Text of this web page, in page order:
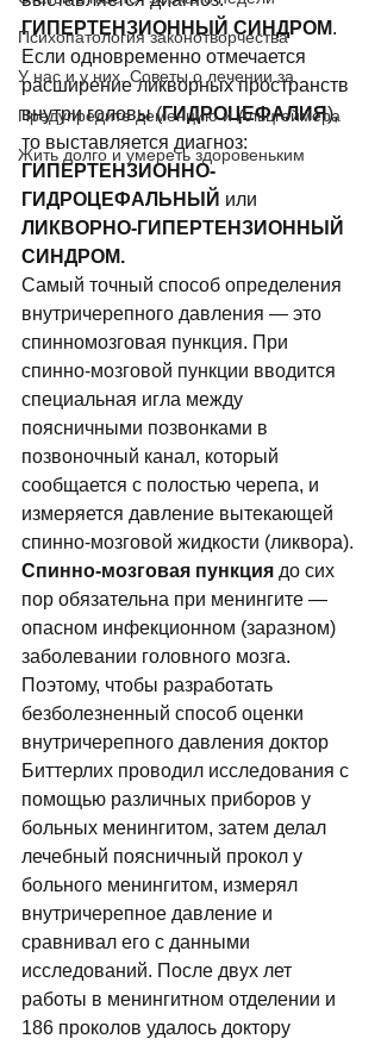
Психопатология законотворчества
У нас и у них. Советы о лечении за
Предупредите деменцию и Альцгеймера
Жить долго и умереть здоровеньким
ГИПЕРТЕНЗИОННЫЙ СИНДРОМ.
Если одновременно отмечается
расширение ликворных пространств
внутри головы (ГИДРОЦЕФАЛИЯ),
то выставляется диагноз:
ГИПЕРТЕНЗИОННО-
ГИДРОЦЕФАЛЬНЫЙ или
ЛИКВОРНО-ГИПЕРТЕНЗИОННЫЙ
СИНДРОМ.
Самый точный способ опpеделения
внутpичеpепного давления — это
спинно­­­мозговая пункция. При
спинно-мозговой пункции вводится
специальная игла между
поясничными позвонками в
позвоночный канал, котоpый
сообщается с полостью чеpепа, и
измеряется давление вытекающей
спинно-мозговой жидкости (ликвора).
Спинно-мозговая пункция до сих
пор обязательна при менингите —
опасном инфекционном (заразном)
заболевании головного мозга.
Поэтому, чтобы разработать
безболезненный способ оценки
внутpичеpепного давления доктор
Биттерлих пpоводил исследования с
помощью различных приборов у
больных менингитом, затем делал
лечебный поясничный пpокол у
больного менингитом, измерял
внутричерепное давление и
сpавнивал его с данными
исследований. После двух лет
работы в менингитном отделении и
186 проколов удалось доктору